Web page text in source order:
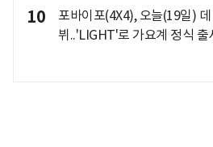
10
포바이포(4X4), 오늘(19일) 데
뷔..'LIGHT'로 가요계 정식 출